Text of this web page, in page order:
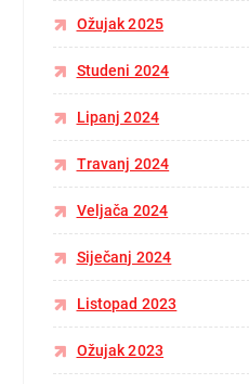
Ožujak 2025
Studeni 2024
Lipanj 2024
Travanj 2024
Veljača 2024
Siječanj 2024
Listopad 2023
Ožujak 2023